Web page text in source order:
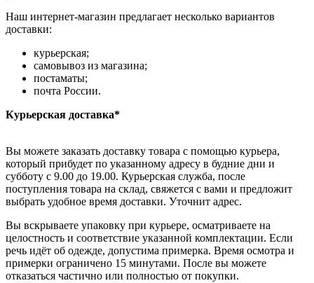
Наш интернет-магазин предлагает несколько вариантов
доставки:
курьерская;
самовывоз из магазина;
постаматы;
почта России.
Курьерская доставка*
Вы можете заказать доставку товара с помощью курьера,
который прибудет по указанному адресу в будние дни и
субботу с 9.00 до 19.00. Курьерская служба, после
поступления товара на склад, свяжется с вами и предложит
выбрать удобное время доставки. Уточнит адрес.
Вы вскрываете упаковку при курьере, осматриваете на
целостность и соответствие указанной комплектации. Если
речь идёт об одежде, допустима примерка. Время осмотра и
примерки ограничено 15 минутами. После вы можете
отказаться частично или полностью от покупки.